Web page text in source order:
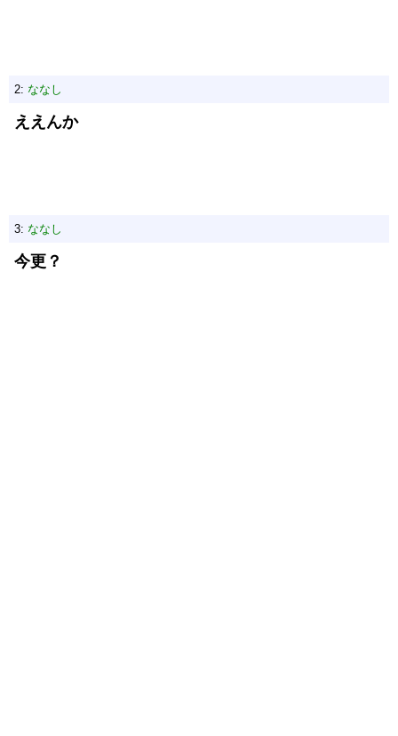
2: ななし
ええんか
3: ななし
今更？